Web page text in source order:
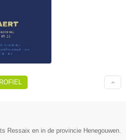
Ressaix en in de provincie Henegouwen.